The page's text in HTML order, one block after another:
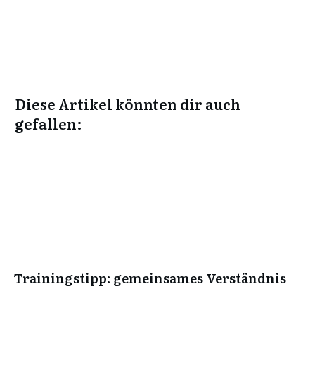
Diese Artikel könnten dir auch
gefallen:
Trainingstipp: gemeinsames Verständnis